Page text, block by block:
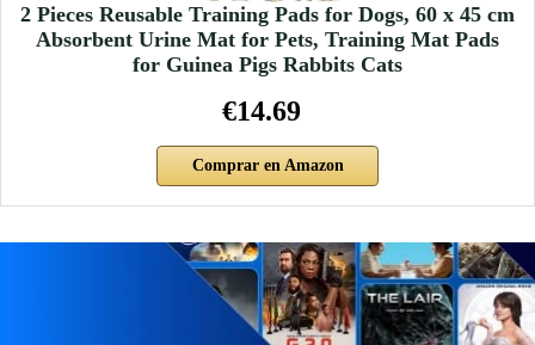
2 Pieces Reusable Training Pads for Dogs, 60 x 45 cm
Absorbent Urine Mat for Pets, Training Mat Pads
for Guinea Pigs Rabbits Cats
€14.69
Comprar en Amazon